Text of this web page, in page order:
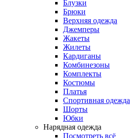
Блузки
Брюки
Верхняя одежда
Джемперы
Жакеты
Жилеты
Кардиганы
Комбинезоны
Комплекты
Костюмы
Платья
Спортивная одежда
Шорты
Юбки
Нарядная одежда
Посмотреть всё